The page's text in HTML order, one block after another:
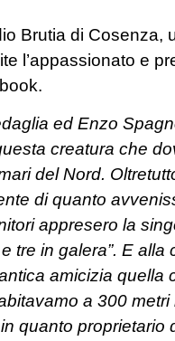
Brutia di Cosenza,
l’appassionato e
ed Enzo
creatura che
del Nord.
di quanto
appresero la
tre in galera”. E alla
amicizia
a 300 metri
quanto proprietario